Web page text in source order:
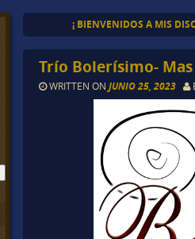
¡ BIENVENIDOS A MIS
Trío Bolerísimo-
WRITTEN ONJUNIO 25, 2023